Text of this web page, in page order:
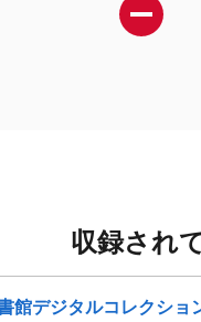
収録され
館デジタルコレクショ